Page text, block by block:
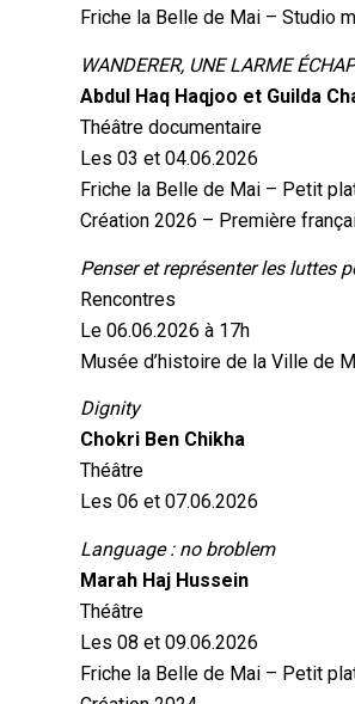
Friche la Belle de Mai – Studio
WANDERER, UNE LARME
Abdul Haq Haqjoo et Guilda
Théâtre documentaire
Les 03 et 04.06.2026
Friche la Belle de Mai – Petit
Création 2026 – Première
Penser et représenter les luttes
Rencontres
Le 06.06.2026 à 17h
Musée d’histoire de la Ville de
Dignity
Chokri Ben Chikha
Théâtre
Les 06 et 07.06.2026
Language : no broblem
Marah Haj Hussein
Théâtre
Les 08 et 09.06.2026
Friche la Belle de Mai – Petit